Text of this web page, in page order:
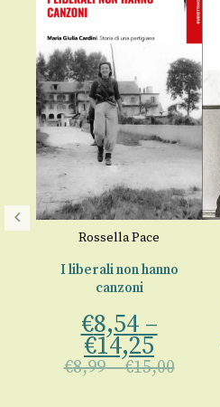
Rossella Pace
I liberali non hanno
canzoni
€8,54–
€14,25
€8,99–€15,00